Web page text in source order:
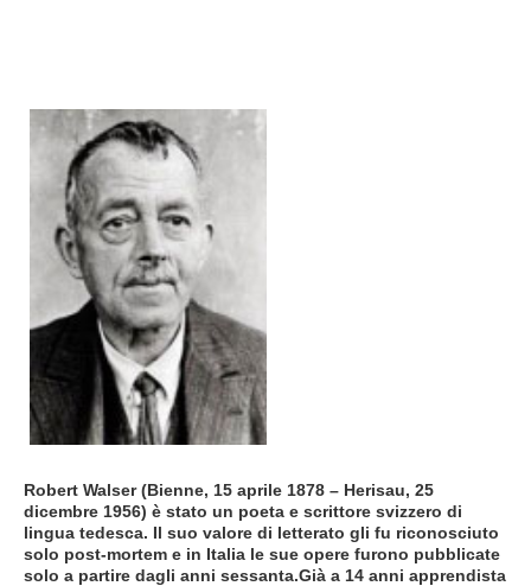
Robert Walser (Bienne, 15 aprile 1878 – Herisau, 25
dicembre 1956) è stato un poeta e scrittore svizzero di
lingua tedesca. Il suo valore di letterato gli fu riconosciuto
solo post-mortem e in Italia le sue opere furono pubblicate
solo a partire dagli anni sessanta.Già a 14 anni apprendista